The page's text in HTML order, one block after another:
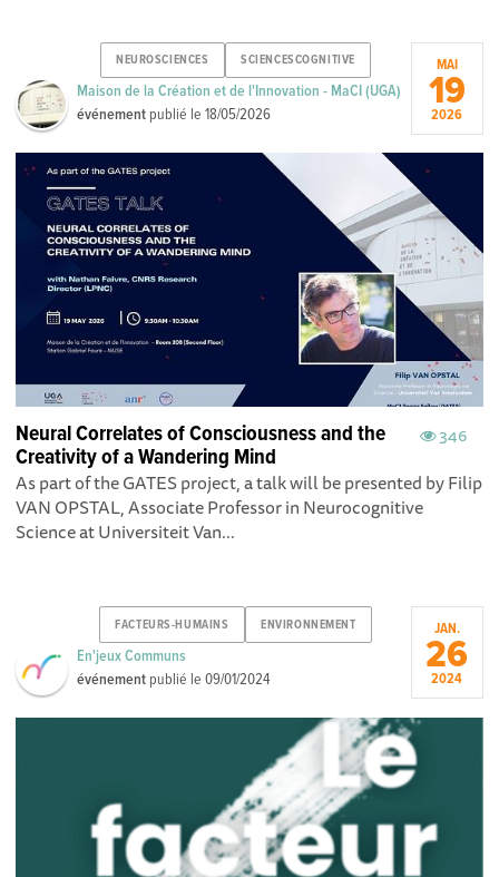
NEUROSCIENCES SCIENCESCOGNITIVE
Maison de la Création et de l'Innovation - MaCI (UGA)
événement publié le18/05/2026
MAI
19
2026
346
Neural Correlates of Consciousness and the
Creativity of a Wandering Mind
As part of the GATES project, a talk will be presented by Filip
VAN OPSTAL, Associate Professor in Neurocognitive
Science at Universiteit Van...
FACTEURS-HUMAINS ENVIRONNEMENT
En'jeux Communs
événement publié le09/01/2024
JAN.
26
2024